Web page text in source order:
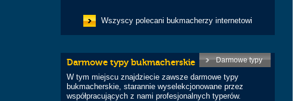
Wszyscy polecani bukmacherzy internetowi
Darmowe typy
Darmowe typy bukmacherskie
W tym miejscu znajdziecie zawsze darmowe typy
bukmacherskie, starannie wyselekcjonowane przez
współpracujących z nami profesjonalnych typerów.